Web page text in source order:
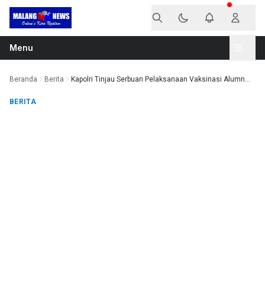
Langsung ke konten
Menu
Beranda Berita Kapolri Tinjau Serbuan Pelaksanaan Vaksinasi Alumn...
BERITA